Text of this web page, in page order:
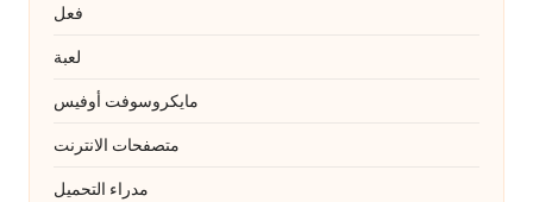
فعل
لعبة
مايكروسوفت أوفيس
متصفحات الانترنت
مدراء التحميل